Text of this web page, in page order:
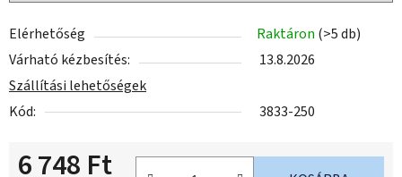
Elérhetőség Raktáron (>5 db)
Várható kézbesítés:
13.8.2026
Szállítási lehetőségek
Kód:
3833-250
6 748 Ft